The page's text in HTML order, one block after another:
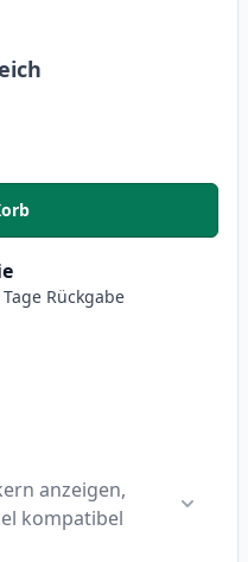
anzeigen,
kompatibel
anzupassen
stück Canon CLI-551XL
Rückgabe